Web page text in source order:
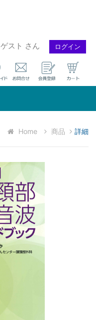
スト さん ログイン
Home 商品 詳細